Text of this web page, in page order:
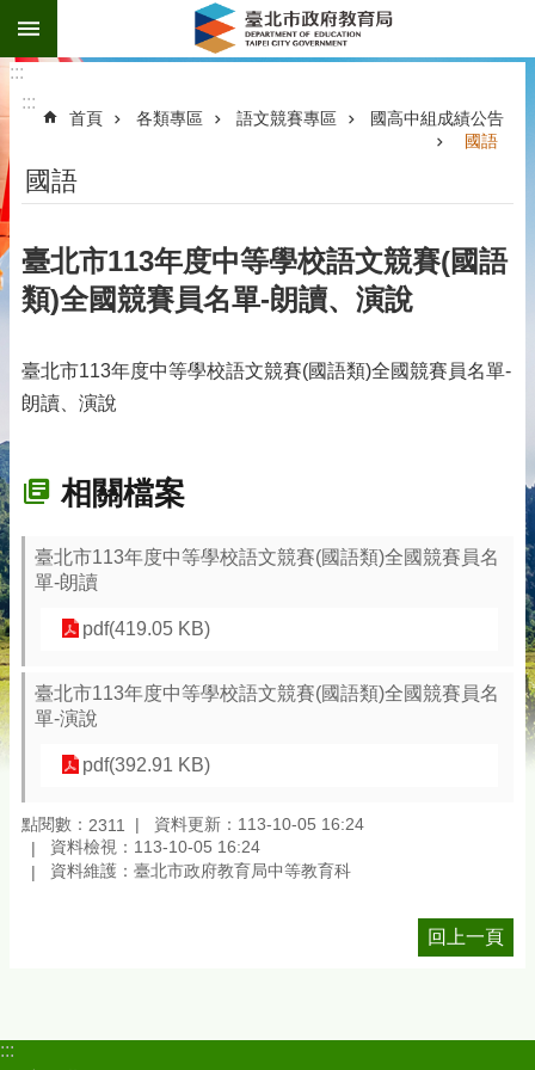
跳到主要內容區塊
:::
:::
首頁 各類專區 語文競賽專區
國高中組成績公告
國語
國語
臺北市113年度中等學校語文競賽(國語
類)全國競賽員名單-朗讀、演說
臺北市113年度中等學校語文競賽(國語類)全國競賽員名單-
朗讀、演說
相關檔案
臺北市113年度中等學校語文競賽(國語類)全國競賽員名
單-朗讀
pdf(419.05 KB)
臺北市113年度中等學校語文競賽(國語類)全國競賽員名
單-演說
pdf(392.91 KB)
點閱數： 2311
資料更新：113-10-05 16:24
資料檢視：113-10-05 16:24
資料維護：臺北市政府教育局中等教育科
回上一頁
:::